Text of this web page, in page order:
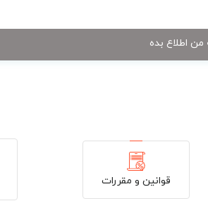
اطلاع بده
قوانین و مقررات